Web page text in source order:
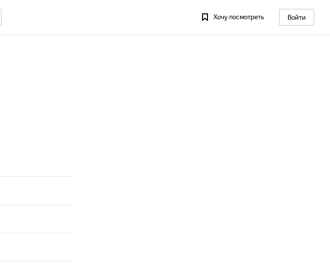
Хочу посмотреть Войти